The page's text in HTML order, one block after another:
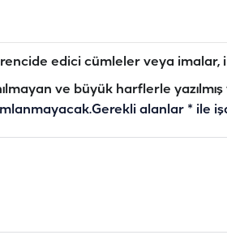
edici cümleler veya imalar,
ve büyük harflerle
Gerekli alanlar * ile